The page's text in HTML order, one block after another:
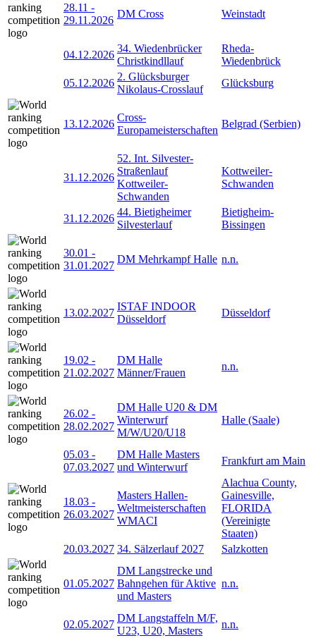
28.11 -
29.11.2026
DM Cross Weinstadt
04.12.2026
34. Wiedenbrücker
Christkindllauf
Rheda-
Wiedenbrück
05.12.2026
2. Glücksburger
Nikolaus-Crosslauf
Glücksburg
13.12.2026
Cross-
Europameisterschaften
Belgrad (Serbien)
31.12.2026
52. Int. Silvester-
Straßenlauf
Kottweiler-
Schwanden
Kottweiler-
Schwanden
31.12.2026
44. Bietigheimer
Silvesterlauf
Bietigheim-
Bissingen
30.01 -
31.01.2027
DM Mehrkampf Halle n.n.
13.02.2027
ISTAF INDOOR
Düsseldorf
Düsseldorf
19.02 -
21.02.2027
DM Halle
Männer/Frauen
n.n.
26.02 -
28.02.2027
DM Halle U20 & DM
Winterwurf
M/W/U20/U18
Halle (Saale)
05.03 -
07.03.2027
DM Halle Masters
und Winterwurf
Frankfurt am Main
18.03 -
26.03.2027
Masters Hallen-
Weltmeisterschaften
WMACI
Alachua County,
Gainesville,
FLORIDA
(Vereinigte
Staaten)
20.03.2027 34. Sälzerlauf 2027 Salzkotten
01.05.2027
DM Langstrecke und
Bahngehen für Aktive
und Masters
n.n.
02.05.2027
DM Langstaffeln M/F,
U23, U20, Masters
n.n.